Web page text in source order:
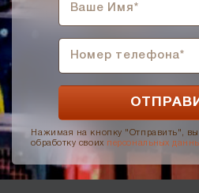
Нажимая на кнопку "Отправить", вы
обработку своих персональных